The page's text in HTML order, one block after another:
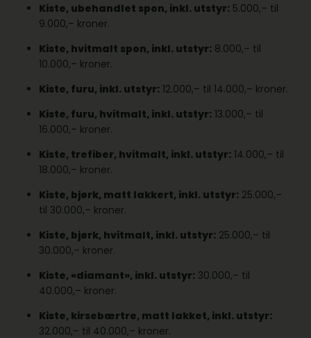
Kiste, ubehandlet spon, inkl. utstyr: 5.000,– til
9.000,– kroner.
Kiste, hvitmalt spon, inkl. utstyr: 8.000,– til
10.000,– kroner.
Kiste, furu, inkl. utstyr: 12.000,– til 14.000,– kroner.
Kiste, furu, hvitmalt, inkl. utstyr: 13.000,– til
16.000,– kroner.
Kiste, trefiber, hvitmalt, inkl. utstyr: 14.000,– til
18.000,– kroner.
Kiste, bjørk, matt lakkert, inkl. utstyr: 25.000,–
til 30.000,– kroner.
Kiste, bjørk, hvitmalt, inkl. utstyr: 25.000,– til
30.000,– kroner.
Kiste, «diamant», inkl. utstyr: 30.000,– til
40.000,– kroner.
Kiste, kirsebærtre, matt lakket, inkl. utstyr:
32.000,– til 40.000,– kroner.